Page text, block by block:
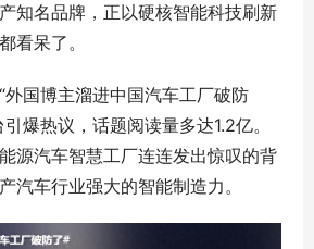
知名品牌，正以硬核智能科技刷新
看呆了。
国博主溜进中国汽车工厂破防
爆热议，话题阅读量多达1.2亿。
源汽车智慧工厂连连发出惊叹的背
汽车行业强大的智能制造力。